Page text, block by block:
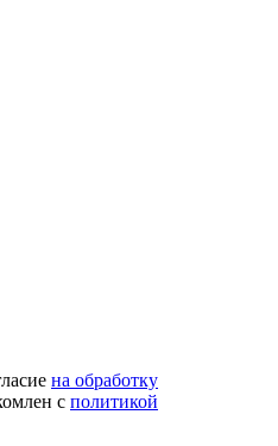
на обработку
с политикой